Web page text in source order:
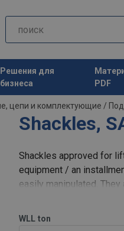
Решения для
бизнеса
PDF
цепи и комплектующие /
Shackles,
Shackles approved for
equipment / an
easily manipulated.
WLL ton